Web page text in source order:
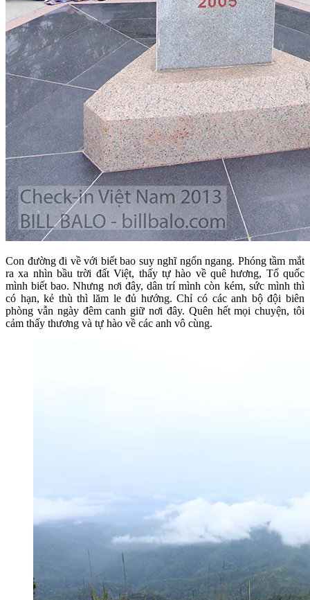
Con đường đi về với biết bao suy nghĩ ngổn ngang. Phóng tầm mắt
ra xa nhìn bầu trời đất Việt, thấy tự hào về quê hương, Tổ quốc
mình biết bao. Nhưng nơi đây, dân trí mình còn kém, sức mình thì
có hạn, kẻ thù thì lăm le đủ hướng. Chỉ có các anh bộ đội biên
phòng vẫn ngày đêm canh giữ nơi đây. Quên hết mọi chuyện, tôi
cảm thấy thương và tự hào về các anh vô cùng.